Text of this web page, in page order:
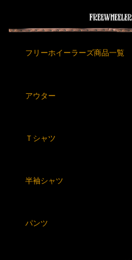
フリーホイーラーズ商品一覧
アウター
Ｔシャツ
半袖シャツ
パンツ